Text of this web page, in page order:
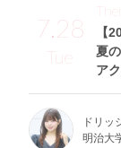
7.28
Tue
【
夏
ア
ドリッ
明治大